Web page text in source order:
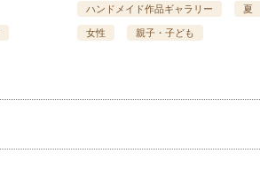
ハンドメイド作品ギャラリー 夏
女性 親子・子ども